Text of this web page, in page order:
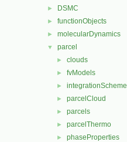
► DSMC
► functionObjects
► molecularDynamics
▼ parcel
► clouds
► fvModels
► integrationScheme
► parcelCloud
► parcels
► parcelThermo
► phaseProperties